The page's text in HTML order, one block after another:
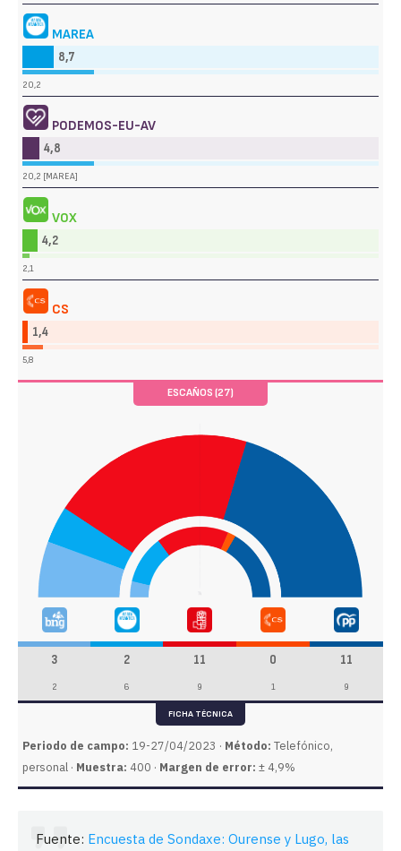
MAREA
8,7
20,2
PODEMOS-EU-AV
4,8
20,2 [MAREA]
VOX
4,2
2,1
CS
1,4
5,8
ESCAÑOS (27)
3 2 11 0 11
2 6 9 1 9
FICHA TÉCNICA
Periodo de campo: 19-27/04/2023 · Método: Telefónico,
personal · Muestra: 400 · Margen de error: ± 4,9%
Fuente: Encuesta de Sondaxe: Ourense y Lugo, las